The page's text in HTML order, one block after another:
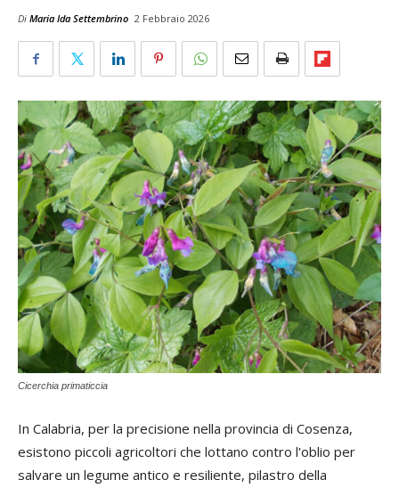
Di Maria Ida Settembrino 2 Febbraio 2026
Cicerchia primaticcia
In Calabria, per la precisione nella provincia di Cosenza,
esistono piccoli agricoltori che lottano contro l'oblio per
salvare un legume antico e resiliente, pilastro della